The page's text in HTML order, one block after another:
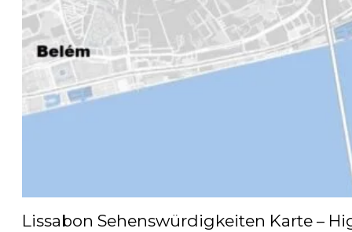
Lissabon Sehenswürdigkeiten Karte –